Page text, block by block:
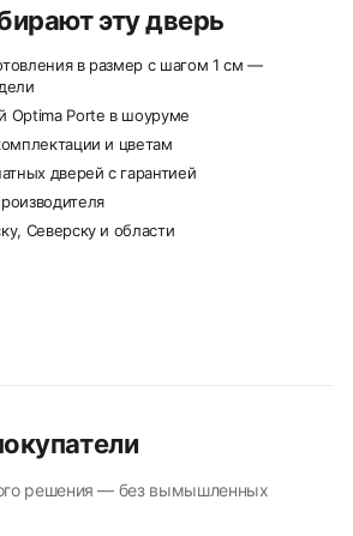
эту дверь
в размер с шагом 1 см —
Optima Porte в шоуруме
и цветам
дверей с гарантией
Северску и области
решения — без вымышленных